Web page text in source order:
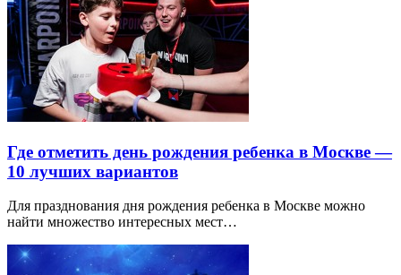
Где отметить день рождения ребенка в Москве —
10 лучших вариантов
Для празднования дня рождения ребенка в Москве можно
найти множество интересных мест…